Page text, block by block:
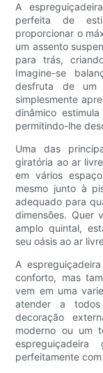
A
perfeita de
proporcionar o
um assento
para trás,
Imagine-se
desfruta de um
simplesmente
dinâmico
permitindo-lhe
Uma das
giratória ao ar
em vários
mesmo junto à
adequado para
dimensões. Quer
amplo quintal,
seu oásis ao ar
A
conforto, mas
vem em uma
atender a
decoração
moderno ou um
perfeitamente